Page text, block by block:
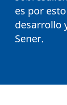
es por
desarrollo
Sener.